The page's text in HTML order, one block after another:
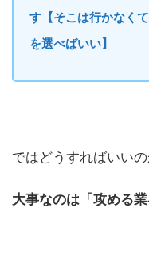
す【そこは行かなく
を選べばいい】
ではどうすればいいの
大事なのは「攻める